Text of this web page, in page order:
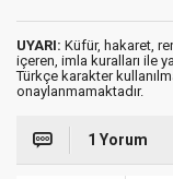
UYARI: Küfür, hakaret,
içeren, imla kuralları ile
Türkçe karakter
onaylanmamaktadır.
1 Yorum